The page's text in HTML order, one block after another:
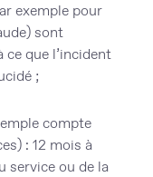
exemple pour
sont
ce que l’incident
;
compte
: 12 mois à
service ou de la